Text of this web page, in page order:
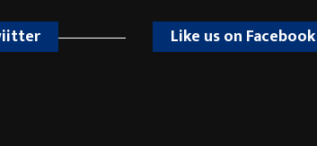
Like us on Facebook